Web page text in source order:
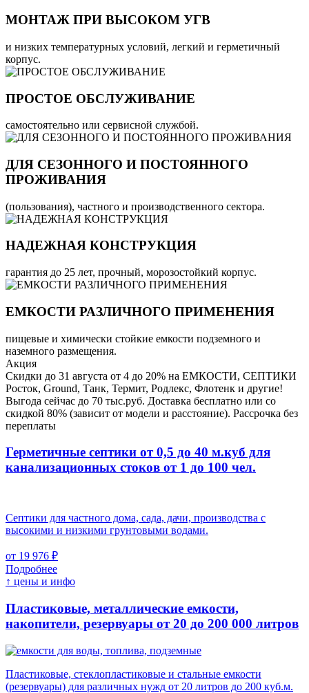
МОНТАЖ ПРИ ВЫСОКОМ УГВ
и низких температурных условий, легкий и герметичный
корпус.
ПРОСТОЕ ОБСЛУЖИВАНИЕ
самостоятельно или сервисной службой.
ДЛЯ СЕЗОННОГО И ПОСТОЯННОГО
ПРОЖИВАНИЯ
(пользования), частного и производственного сектора.
НАДЕЖНАЯ КОНСТРУКЦИЯ
гарантия до 25 лет, прочный, морозостойкий корпус.
ЕМКОСТИ РАЗЛИЧНОГО ПРИМЕНЕНИЯ
пищевые и химически стойкие емкости подземного и
наземного размещения.
Акция
Скидки до 31 августа от 4 до 20% на ЕМКОСТИ, СЕПТИКИ
Росток, Ground, Танк, Термит, Родлекс, Флотенк и другие!
Выгода сейчас до 70 тыс.руб. Доставка бесплатно или со
скидкой 80% (зависит от модели и расстояние). Рассрочка без
переплаты
Герметичные септики от 0,5 до 40 м.куб для
канализационных стоков от 1 до 100 чел.
Септики для частного дома, сада, дачи, производства с
высокими и низкими грунтовыми водами.
от 19 976 ₽
Подробнее
↑ цены и инфо
Пластиковые, металлические емкости,
накопители, резервуары от 20 до 200 000 литров
Пластиковые, стеклопластиковые и стальные емкости
(резервуары) для различных нужд от 20 литров до 200 куб.м.